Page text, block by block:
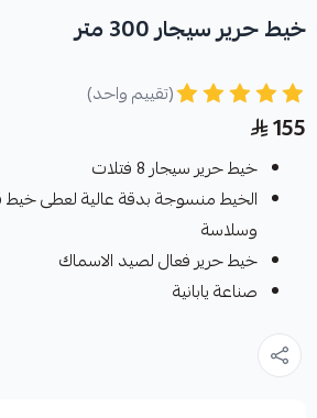
خيط حرير سيجار 300 متر
(تقييم واحد)
155
خيط حرير سيجار 8 فتلات
الخيط منسوجة بدقة عالية لعطى خيط
وسلاسة
خيط حرير فعال لصيد الاسماك
صناعة يابانية